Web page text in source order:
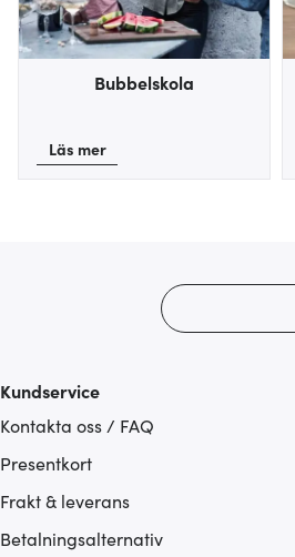
Bubbelskola
Läs mer
Kundservice
Kontakta oss / FAQ
Presentkort
Frakt & leverans
Betalningsalternativ